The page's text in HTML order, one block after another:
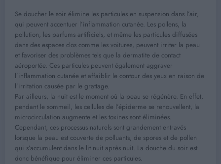
Se doucher le soir élimine les particules en suspension dans l’air,
qui peuvent accentuer l’inflammation cutanée. Les pollens, la
pollution, les parfums artificiels, et même les particules diffusées
dans des espaces clos comme les voitures, peuvent irriter la peau
et favoriser des problèmes tels que la dermatite de contact
aéroportée. Ces particules peuvent également aggraver
l’inflammation cutanée et affaiblir le contour des yeux en raison de
l’irritation causée par le grattage.
Par ailleurs, la nuit est le moment où la peau se régénère. En effet,
pendant le sommeil, les cellules de l’épiderme se renouvellent, la
microcirculation augmente et les toxines sont éliminées.
Cependant, ces processus naturels sont grandement entravés
lorsque la peau est couverte de polluants, de spores et de pollen
qui s’accumulent dans le lit nuit après nuit. La douche du soir est
donc bénéfique pour éliminer ces particules.